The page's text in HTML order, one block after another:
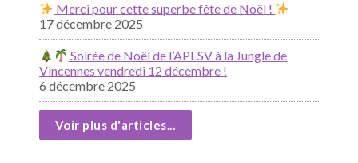
Merci pour cette superbe fête de Noël !
17 décembre 2025
Soirée de Noël de l’APESV à la Jungle de
Vincennes vendredi 12 décembre !
6 décembre 2025
Voir plus d'articles...